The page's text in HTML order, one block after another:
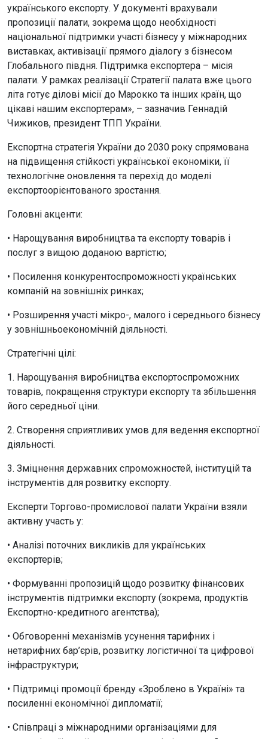
українського експорту. У документі врахували
пропозиції палати, зокрема щодо необхідності
національної підтримки участі бізнесу у міжнародних
виставках, активізації прямого діалогу з бізнесом
Глобального півдня. Підтримка експортера – місія
палати. У рамках реалізації Стратегії палата вже цього
літа готує ділові місії до Марокко та інших країн, що
цікаві нашим експортерам», – зазначив Геннадій
Чижиков, президент ТПП України.
Експортна стратегія України до 2030 року спрямована
на підвищення стійкості української економіки, її
технологічне оновлення та перехід до моделі
експортоорієнтованого зростання.
Головні акценти:
• Нарощування виробництва та експорту товарів і
послуг з вищою доданою вартістю;
• Посилення конкурентоспроможності українських
компаній на зовнішніх ринках;
• Розширення участі мікро-, малого і середнього бізнесу
у зовнішньоекономічній діяльності.
Стратегічні цілі:
1. Нарощування виробництва експортоспроможних
товарів, покращення структури експорту та збільшення
його середньої ціни.
2. Створення сприятливих умов для ведення експортної
діяльності.
3. Зміцнення державних спроможностей, інституцій та
інструментів для розвитку експорту.
Експерти Торгово-промислової палати України взяли
активну участь у:
• Аналізі поточних викликів для українських
експортерів;
• Формуванні пропозицій щодо розвитку фінансових
інструментів підтримки експорту (зокрема, продуктів
Експортно-кредитного агентства);
• Обговоренні механізмів усунення тарифних і
нетарифних бар’єрів, розвитку логістичної та цифрової
інфраструктури;
• Підтримці промоції бренду «Зроблено в Україні» та
посиленні економічної дипломатії;
• Співпраці з міжнародними організаціями для